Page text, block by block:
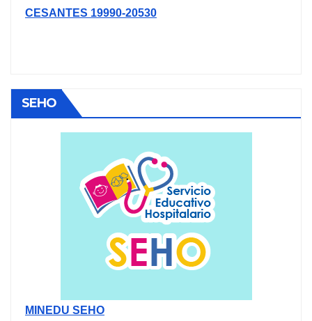
CESANTES 19990-20530
SEHO
MINEDU SEHO